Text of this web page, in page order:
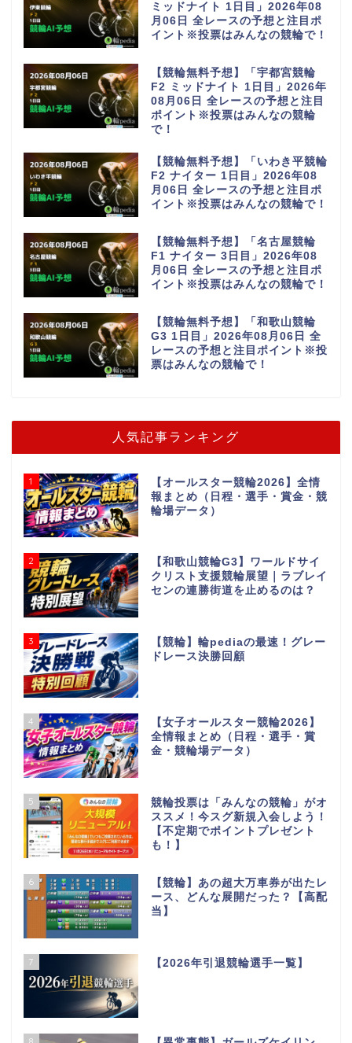
ミッドナイト 1日目」2026年08
月06日 全レースの予想と注目ポ
イント※投票はみんなの競輪で！
【競輪無料予想】「宇都宮競輪
F2 ミッドナイト 1日目」2026年
08月06日 全レースの予想と注目
ポイント※投票はみんなの競輪
で！
【競輪無料予想】「いわき平競輪
F2 ナイター 1日目」2026年08
月06日 全レースの予想と注目ポ
イント※投票はみんなの競輪で！
【競輪無料予想】「名古屋競輪
F1 ナイター 3日目」2026年08
月06日 全レースの予想と注目ポ
イント※投票はみんなの競輪で！
【競輪無料予想】「和歌山競輪
G3 1日目」2026年08月06日 全
レースの予想と注目ポイント※投
票はみんなの競輪で！
人気記事ランキング
1
【オールスター競輪2026】全情
報まとめ（日程・選手・賞金・競
輪場データ）
2
【和歌山競輪G3】ワールドサイ
クリスト支援競輪展望｜ラブレイ
センの連勝街道を止めるのは？
3
【競輪】輪pediaの最速！グレー
ドレース決勝回顧
4
【女子オールスター競輪2026】
全情報まとめ（日程・選手・賞
金・競輪場データ）
5
競輪投票は「みんなの競輪」がオ
ススメ！今スグ新規入会しよう！
【不定期でポイントプレゼント
も！】
6
【競輪】あの超大万車券が出たレ
ース、どんな展開だった？【高配
当】
7 【2026年引退競輪選手一覧】